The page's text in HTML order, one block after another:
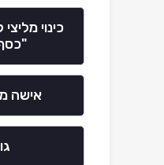
כינוי
אישה